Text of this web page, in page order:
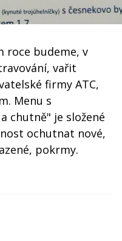
roce budeme, v
vařit
firmy ATC,
Menu s
chutně" je složené
ochutnat nové,
pokrmy.